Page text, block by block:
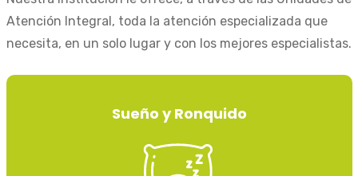
Atención Integral, toda la atención especializada que
necesita, en un solo lugar y con los mejores especialistas.
Sueño y Ronquido